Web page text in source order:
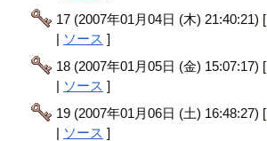
17 (2007年01月04日 (木) 21:40:21) [
| ソース ]
18 (2007年01月05日 (金) 15:07:17) [
| ソース ]
19 (2007年01月06日 (土) 16:48:27) [
| ソース ]